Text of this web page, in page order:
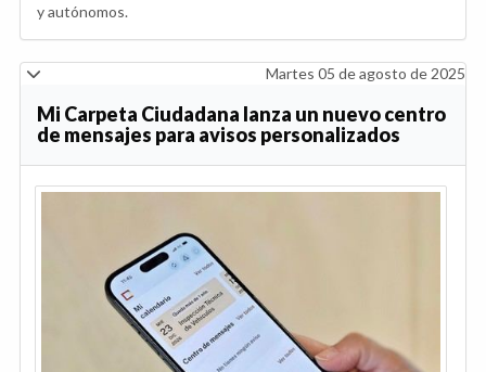
y autónomos.
Martes 05 de agosto de 2025
Mi Carpeta Ciudadana lanza un nuevo centro
de mensajes para avisos personalizados